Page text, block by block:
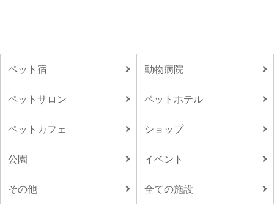
ペット宿 動物病院
ペットサロン ペットホテル
ペットカフェ ショップ
公園 イベント
その他 全ての施設